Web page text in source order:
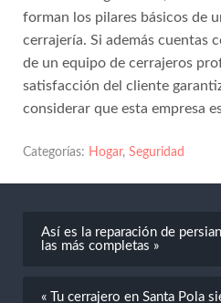
forman los pilares básicos de
cerrajería. Si además cuentas
de un equipo de cerrajeros
satisfacción del cliente
considerar que esta empresa
Categorías: Hogar, Seguridad
Así es la reparación de
las más completas »
« Tu cerrajero en Santa Pola